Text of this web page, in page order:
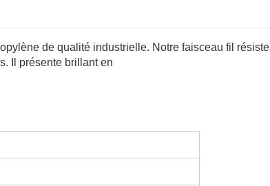
de qualité industrielle. Notre faisceau fil résiste
Il présente brillant en